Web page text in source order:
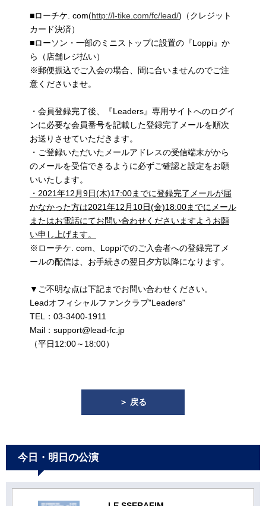
■ローチケ. com(http://l-tike.com/fc/lead/)（クレジット
カード決済）
■ローソン・一部のミニストップに設置の『Loppi』か
ら（店舗レジ払い）
※郵便振込でご入会の場合、間に合いませんのでご注
意くださいませ。
・会員登録完了後、『Leaders』専用サイトへのログイ
ンに必要な会員番号を記載した登録完了メールを順次
お送りさせていただきます。
・ご登録いただいたメールアドレスの受信端末がから
のメールを受信できるように必ずご確認と設定をお願
いいたします。
・2021年12月9日(木)17:00までに登録完了メールが届
かなかった方は2021年12月10日(金)18:00までにメール
またはお電話にてお問い合わせくださいますようお願
い申し上げます。
※ローチケ. com、Loppiでのご入会者への登録完了メ
ールの配信は、お手続きの翌日夕方以降になります。
▼ご不明な点は下記までお問い合わせください。
Leadオフィシャルファンクラブ"Leaders"
TEL：03-3400-1911
Mail：support@lead-fc.jp
（平日12:00～18:00）
＞ 戻る
今日・明日の公演